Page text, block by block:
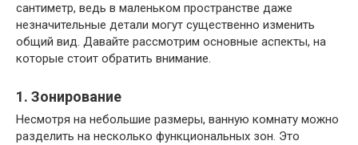
сантиметр, ведь в маленьком пространстве даже
незначительные детали могут существенно изменить
общий вид. Давайте рассмотрим основные аспекты, на
которые стоит обратить внимание.
1. Зонирование
Несмотря на небольшие размеры, ванную комнату можно
разделить на несколько функциональных зон. Это